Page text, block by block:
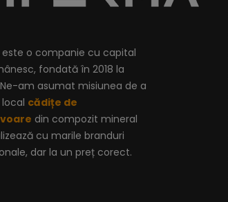
este o companie cu capital
fondată în 2018 la
am asumat misiunea de a
cădițe de
din compozit mineral
cu marile branduri
dar la un preț corect.